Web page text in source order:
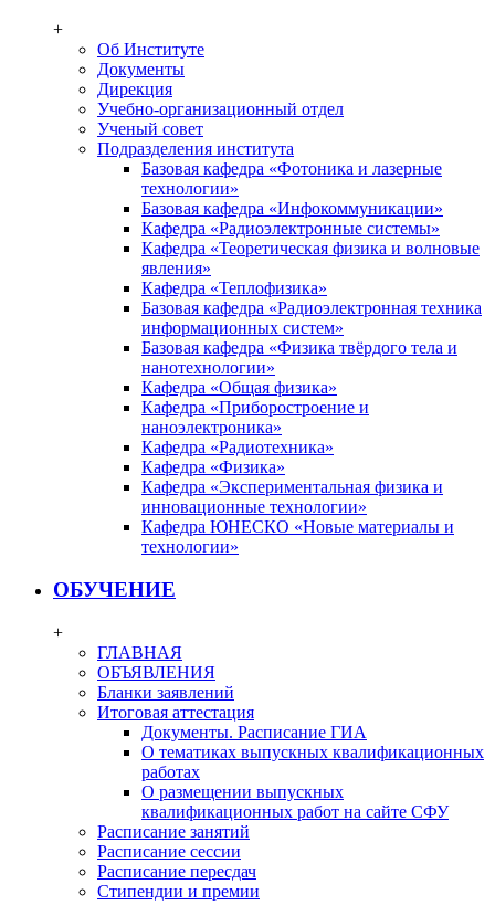
+
Об Институте
Документы
Дирекция
Учебно-организационный отдел
Ученый совет
Подразделения института
Базовая кафедра «Фотоника и лазерные
технологии»
Базовая кафедра «Инфокоммуникации»
Кафедра «Радиоэлектронные системы»
Кафедра «Теоретическая физика и волновые
явления»
Кафедра «Теплофизика»
Базовая кафедра «Радиоэлектронная техника
информационных систем»
Базовая кафедра «Физика твёрдого тела и
нанотехнологии»
Кафедра «Общая физика»
Кафедра «Приборостроение и
наноэлектроника»
Кафедра «Радиотехника»
Кафедра «Физика»
Кафедра «Экспериментальная физика и
инновационные технологии»
Кафедра ЮНЕСКО «Новые материалы и
технологии»
ОБУЧЕНИЕ
+
ГЛАВНАЯ
ОБЪЯВЛЕНИЯ
Бланки заявлений
Итоговая аттестация
Документы. Расписание ГИА
О тематиках выпускных квалификационных
работах
О размещении выпускных
квалификационных работ на сайте СФУ
Расписание занятий
Расписание сессии
Расписание пересдач
Стипендии и премии